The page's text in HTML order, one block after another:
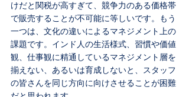
けだと関税が高すぎて、競争力のある価格帯
で販売することが不可能に等しいです。もう
一つは、文化の違いによるマネジメント上の
課題です。インド人の生活様式、習慣や価値
観、仕事観に精通しているマネジメント層を
揃えない、あるいは育成しないと、スタッフ
の皆さんを同じ方向に向けさせることが困難